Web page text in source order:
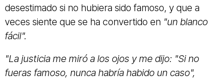
desestimado si no hubiera sido famoso, y que a
veces siente que se ha convertido en "un blanco
fácil".
"La justicia me miró a los ojos y me dijo: "Si no
fueras famoso, nunca habría habido un caso",